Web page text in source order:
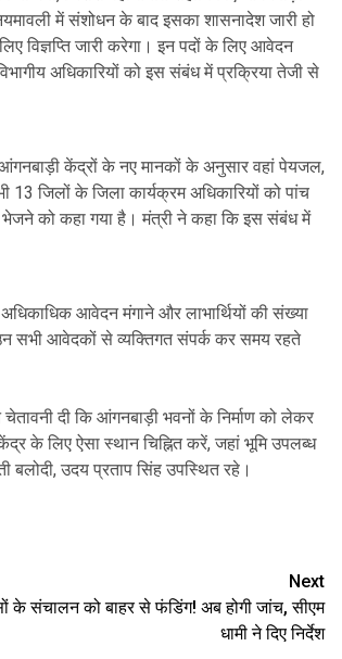
में संशोधन के बाद इसका शासनादेश जारी हो
विज्ञप्ति जारी करेगा। इन पदों के लिए आवेदन
अधिकारियों को इस संबंध में प्रक्रिया तेजी से
आंगनबाड़ी केंद्रों के नए मानकों के अनुसार वहां पेयजल,
जिलों के जिला कार्यक्रम अधिकारियों को पांच
को कहा गया है। मंत्री ने कहा कि इस संबंध में
आवेदन मंगाने और लाभार्थियों की संख्या
सभी आवेदकों से व्यक्तिगत संपर्क कर समय रहते
दी कि आंगनबाड़ी भवनों के निर्माण को लेकर
के लिए ऐसा स्थान चिह्नित करें, जहां भूमि उपलब्ध
बलोदी, उदय प्रताप सिंह उपस्थित रहे।
Next
के संचालन को बाहर से फंडिंग! अब होगी जांच, सीएम
धामी ने दिए निर्देश